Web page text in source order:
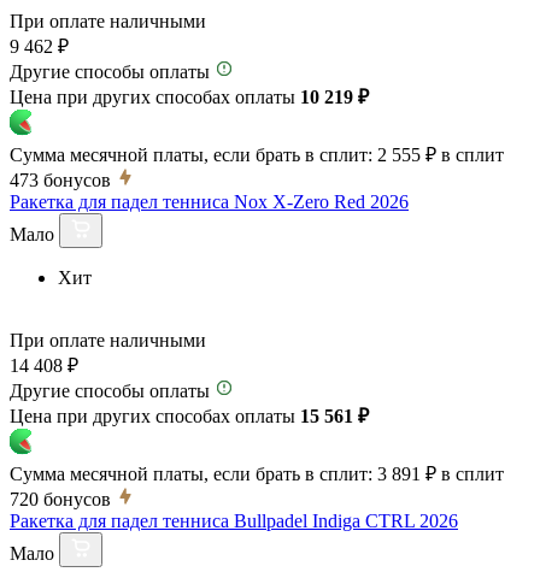
При оплате наличными
9 462 ₽
Другие способы оплаты
Цена при других способах оплаты 10 219 ₽
Сумма месячной платы, если брать в сплит: 2 555 ₽ в сплит
473 бонусов
Ракетка для падел тенниса Nox X-Zero Red 2026
Мало
Хит
При оплате наличными
14 408 ₽
Другие способы оплаты
Цена при других способах оплаты 15 561 ₽
Сумма месячной платы, если брать в сплит: 3 891 ₽ в сплит
720 бонусов
Ракетка для падел тенниса Bullpadel Indiga CTRL 2026
Мало